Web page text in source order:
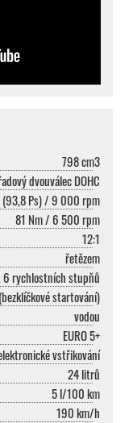
798 cm3
dvouválec DOHC
(93,8 Ps) / 9 000 rpm
81 Nm / 6 500 rpm
12:1
řetězem
6 rychlostních stupňů
startování)
vodou
EURO 5+
vstřikování
24 litrů
5 l/100 km
190 km/h